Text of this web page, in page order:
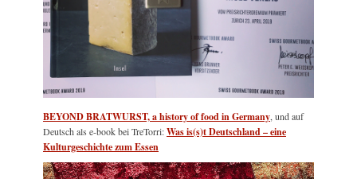
BEYOND BRATWURST, a history of food in Germany, und auf
Deutsch als e-book bei TreTorri:Was is(s)t Deutschland – eine
Kulturgeschichte zum Essen